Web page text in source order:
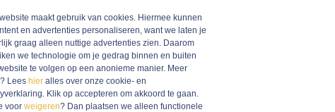
De favoriete wijnen van Robert
maakt gebruik van cookies. Hiermee kunnen
en advertenties personaliseren, want we laten je
graag alleen nuttige advertenties zien. Daarom
we technologie om je gedrag binnen en buiten
te volgen op een anonieme manier. Meer
Lees hier alles over onze cookie- en
Klik op accepteren om akkoord te gaan.
voor weigeren? Dan plaatsen we alleen functionele